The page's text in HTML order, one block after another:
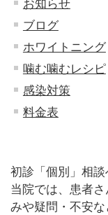
お知らせ
ブログ
ホワイトニング
噛む噛むレシピ
感染対策
料金表
初診「個別」相
当院では、患者
みや疑問・不安